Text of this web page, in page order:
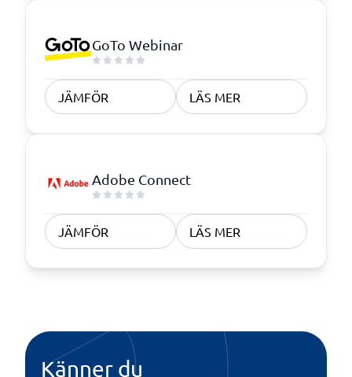
GoTo Webinar
JÄMFÖR LÄS MER
Adobe Connect
JÄMFÖR LÄS MER
Känner du